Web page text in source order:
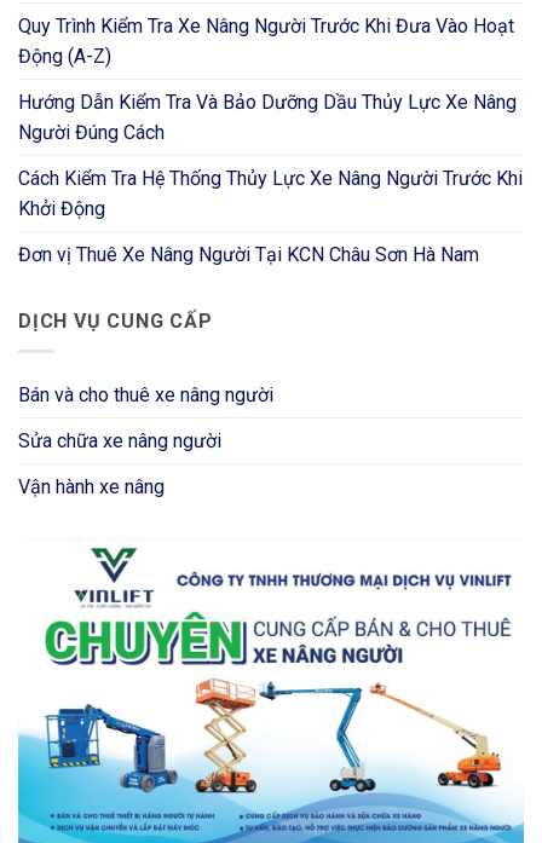
Quy Trình Kiểm Tra Xe Nâng Người Trước Khi Đưa Vào Hoạt
Động (A-Z)
Hướng Dẫn Kiểm Tra Và Bảo Dưỡng Dầu Thủy Lực Xe Nâng
Người Đúng Cách
Cách Kiểm Tra Hệ Thống Thủy Lực Xe Nâng Người Trước Khi
Khởi Động
Đơn vị Thuê Xe Nâng Người Tại KCN Châu Sơn Hà Nam
DỊCH VỤ CUNG CẤP
Bán và cho thuê xe nâng người
Sửa chữa xe nâng người
Vận hành xe nâng